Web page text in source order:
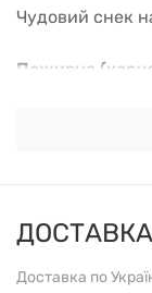
ДОСТАВКА
Доставка по
Чудовий снек
Поживна
Енергетична
Жири - 50 г
Вуглеводи -